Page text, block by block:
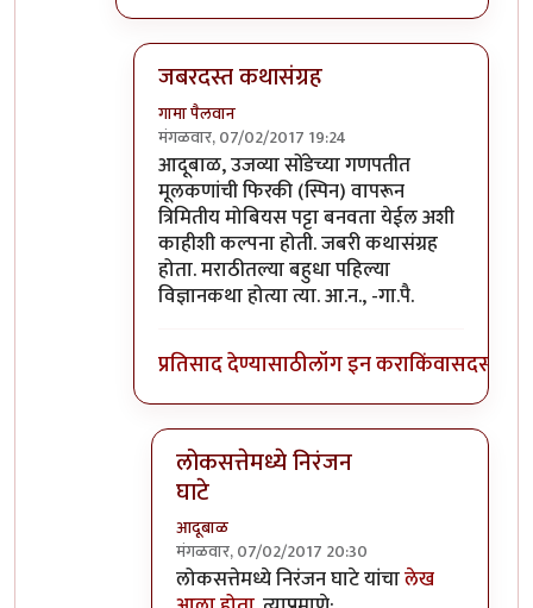
जबरदस्त कथासंग्रह
गामा पैलवान
मंगळवार, 07/02/2017 19:24
In reply toयक्षांची देणगी या कथासंग्रहात
आदूबाळ, उजव्या सोंडेच्या गणपतीत
मूलकणांची फिरकी (स्पिन) वापरून
त्रिमितीय मोबियस पट्टा बनवता येईल अशी
काहीशी कल्पना होती. जबरी कथासंग्रह
होता. मराठीतल्या बहुधा पहिल्या
विज्ञानकथा होत्या त्या. आ.न., -गा.पै.
प्रतिसाद देण्यासाठीलॉग इन कराकिंवासदस्य व्हा
लोकसत्तेमध्ये निरंजन
घाटे
आदूबाळ
मंगळवार, 07/02/2017 20:30
In reply toजबरदस्त कथासंग्रहby
लोकसत्तेमध्ये निरंजन घाटे यांचालेख